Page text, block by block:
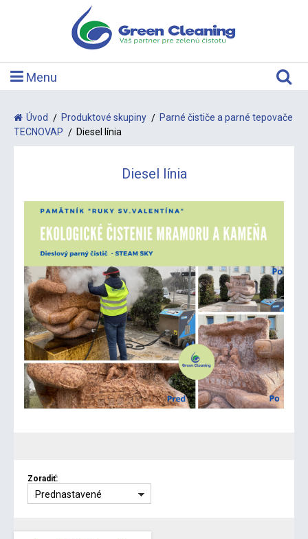
Menu
Úvod Produktové skupiny
Parné čističe a parné tepovače
TECNOVAP
Diesel línia
Diesel línia
Zoradiť:
Prednastavené